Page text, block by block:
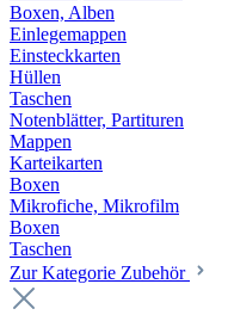
Boxen, Alben
Einlegemappen
Einsteckkarten
Hüllen
Taschen
Notenblätter, Partituren
Mappen
Karteikarten
Boxen
Mikrofiche, Mikrofilm
Boxen
Taschen
Zur Kategorie Zubehör